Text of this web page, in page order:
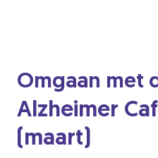
Omgaan met
Alzheimer
(maart)